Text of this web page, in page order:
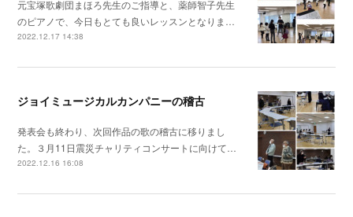
元宝塚歌劇団まほろ先生のご指導と、薬師智子先生
のピアノで、今日もとても良いレッスンとなりま…
2022.12.17 14:38
ジョイミュージカルカンパニーの稽古
発表会も終わり、次回作品の歌の稽古に移りまし
た。３月11日震災チャリティコンサートに向けて…
2022.12.16 16:08